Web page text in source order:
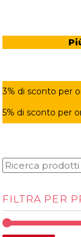
3% di sconto per
5% di sconto per
FILTRA PER